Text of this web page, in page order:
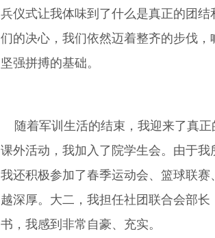
兵仪式让我体味到了什么是真正的团
们的决心，我们依然迈着整齐的步伐
坚强拼搏的基础。
随着军训生活的结束，我迎来了真正
课外活动，我加入了院学生会。由于
我还积极参加了春季运动会、篮球联
越深厚。大二，我担任社团联合会部
书，我感到非常自豪、充实。